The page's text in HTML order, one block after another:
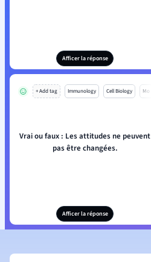
Afficer la réponse
+ Add tag Immunology Cell Biology Mo
Vrai ou faux : Les attitudes ne peuvent
pas être changées.
Afficer la réponse